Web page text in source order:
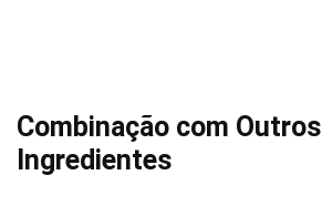
Combinação com Outros
Ingredientes